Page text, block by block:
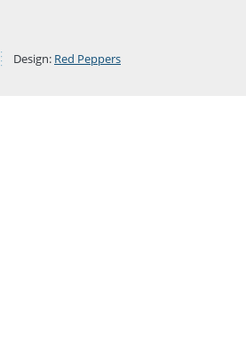
Design: Red Peppers